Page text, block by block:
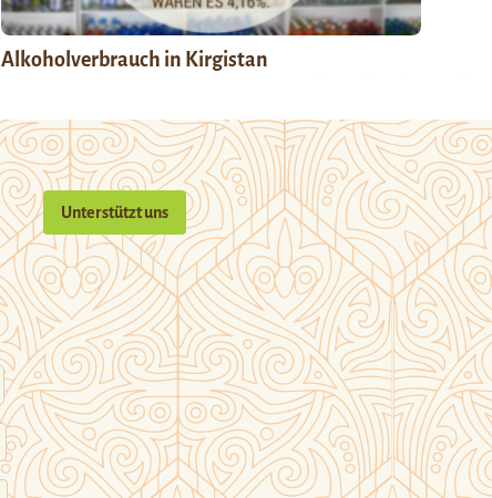
Alkoholverbrauch in Kirgistan
Unterstützt uns